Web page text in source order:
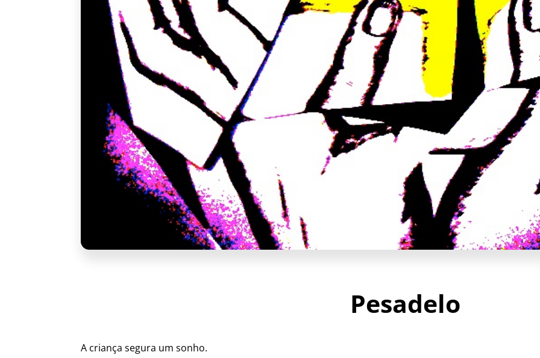
Pesadelo
A criança segura um sonho.